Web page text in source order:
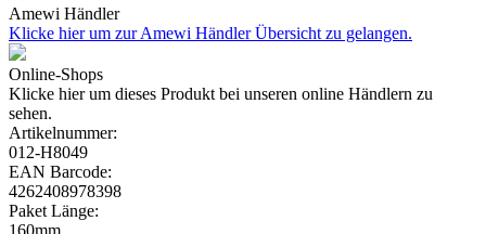
Amewi Händler
Klicke hier um zur Amewi Händler Übersicht zu gelangen.
Online-Shops
Klicke hier um dieses Produkt bei unseren online Händlern zu
sehen.
Artikelnummer:
012-H8049
EAN Barcode:
4262408978398
Paket Länge:
160mm